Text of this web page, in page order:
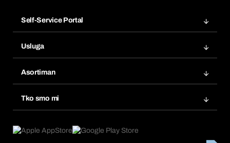
Self-Service Portal
Popisi želja
Ponovno naručivanje
Pretplate
Usluga
Tražitelji proizvoda
Asortiman
Tko smo mi
Što nas pokreće